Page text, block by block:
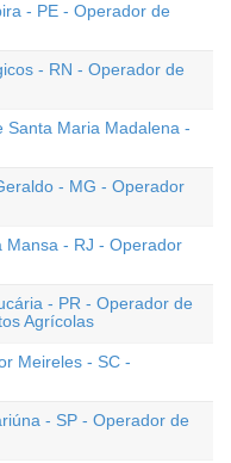
- PE - Operador de
- RN - Operador de
Santa Maria Madalena -
- MG - Operador
Mansa - RJ - Operador
- PR - Operador de
Agrícolas
Meireles - SC -
- SP - Operador de